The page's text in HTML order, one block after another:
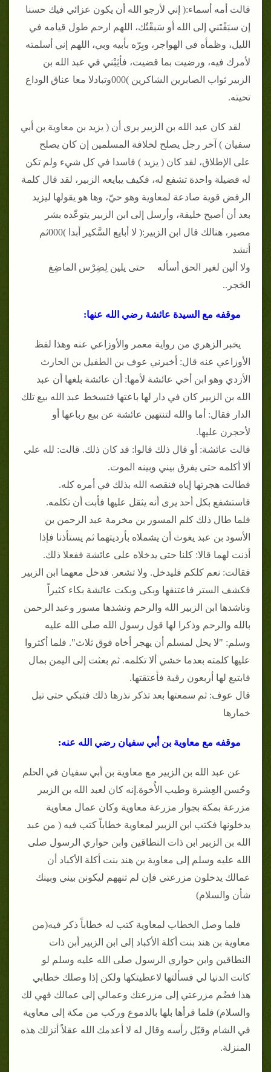
قالت أمه أسماء:( إني لأرجو الله أن يكون عزائي فيك حسنا
إن سبَقْتَني إلى الله أو سَبقْتُك، اللهم ارحم طول قيامه في
الليل، وظمأه في الهواجر، وبِرّه بأبيه وبي، اللهم إني أسلمته
لأمرك فيه، ورضيت بما قضيت، فأثِبْني في عبد الله بن
الزبير ثواب الصابرين الشاكرين )000وتبادلا معا عناق الوداع
تحيته.
لقد كان عبد الله بن الزبير يرى أن ( يزيد بن معاوية بن أبي
سفيان ) آخر رجل يصلح لخلافة المسلمين إن كان يصلح
على الإطلاق، لقد كان ( يزيد ) فاسدا في كل شيء ولم تكن
له فضيلة واحدة تشفع له، فكيف يبايعه الزبير، لقد قال كلمة
الرفض قوية صادعة لمعاوية وهو حيّ، وها هو يقولها ليزيد
بعد أن أصبح خليفة، وأرسل إلى ابن الزبير يتوعّده بشر
مصير، هنالك قال ابن الزبير:( لا أبايع السَّكير أبدا )000ثم
أنشد
ولا ألين لغير الحق أسأله حتى يلين لِضِرْس الماضِغ
الحَجر..
موقفه مع السيدة عائشة رضي الله عنها:
يخبر الزهري من رواية معمر والأوزاعي عنه وهذا لفظ
الأوزاعي عنه قال: أخبرني عوف بن الطفيل بن الحارث
الأزدي وهو ابن أخي عائشة لأمها: أن عائشة بلغها أن عبد
الله بن الزبير كان في دار لها باعتها فتسخط عبد الله بيع تلك
الدار فقال: أما والله لتنتهين عائشة عن بيع رباعها أو
لأحجرن عليها.
قالت عائشة: أو قال ذلك قالوا: قد كان ذلك. قالت: لله علي
ألا أكلمه حتى يفرق بيني وبينه الموت.
فطالت هجرتها إياه فنقصه الله بذلك في أمره كله.
فاستشفع بكل أحد يرى أنه يثقل عليها فأبت أن تكلمه.
فلما طال ذلك كلم المسور بن مخرمة عبد الرحمن بن
الأسود بن عبد يغوث أن يشملاه بأرديتهما ثم يستأذنا فإذا
أذنت لهما قالا: كلنا حتى يدخلاه على عائشة ففعلا ذلك.
فقالت: نعم كلكم فليدخل. ولا تشعر. فدخل معهما ابن الزبير
فكشف الستر فاعتنقها وبكى وبكت عائشة بكاء كثيراً
وناشدها ابن الزبير الله والرحم ونشدها مسور وعبد الرحمن
بالله والرحم وذكرا لها قول رسول الله صلى الله عليه
وسلم: "لا يحل لمسلم أن يهجر أخاه فوق ثلاث". فلما أكثروا
عليها كلمته بعدما خشي ألا تكلمه. ثم بعثت إلى اليمن بمال
فابتيع لها أربعون رقبة فأعتقتها.
قال عوف: ثم سمعتها بعد تذكر نذرها ذلك فتبكي حتى تبل
خمارها
موقفه مع معاوية بن أبي سفيان رضي الله عنه:
عن عبد الله بن الزبير مع معاوية بن أبي سفيان في الحلم
وحُسن العِشرة وطيب الأُخوة.إنه كان لعبد الله بن الزبير
مزرعة بمكة بجوار مزرعة معاوية وكان عمال معاوية
يدخلونها فكتب ابن الزبير لمعاوية خطاباً كتب فيه ( من عبد
الله بن الزبير ابن ذات النطاقين وابن حواري الرسول صلى
الله عليه وسلم إلى معاوية بن هند بنت أكلة الأكباد أن
عمالك يدخلون مزرعتي فإن لم تنههم ليكونن بيني وبينك
شأن والسلام)
فلما وصل الخطاب لمعاوية كتب له خطاباً ذكر فيه(من
معاوية بن هند بنت أكلة الأكباد إلى ابن الزبير أبن ذات
النطاقين وابن حواري الرسول صلى الله عليه وسلم لو
كانت الدنيا لي فسألتها لاعطيتكها ولكن إذا وصلك خطابي
هذا فضُم مزرعتي إلى مزرعتك وعمالي إلى عمالك فهي لك
والسلام) فلما قرأها بلها بالدموع وركب من مكة إلى معاوية
في الشام وقبّل رأسه وقال له لا أعدمك الله عقلاً أنزلك هذه
المنزلة.